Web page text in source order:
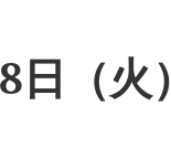
（火）